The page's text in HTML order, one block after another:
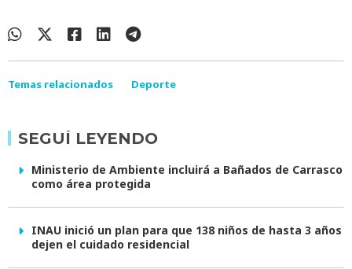
Temas relacionados Deporte
SEGUÍ LEYENDO
Ministerio de Ambiente incluirá a Bañados de Carrasco
como área protegida
INAU inició un plan para que 138 niños de hasta 3 años
dejen el cuidado residencial